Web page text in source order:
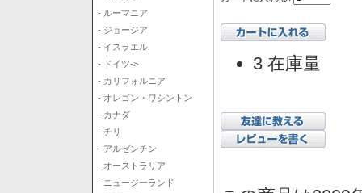
- ルーマニア
- ジョージア
- イスラエル
- ドイツ->
- カリフォルニア
- オレゴン・ワシントン
- カナダ
- チリ
- アルゼンチン
- オーストラリア
- ニュージーランド
3 在庫量